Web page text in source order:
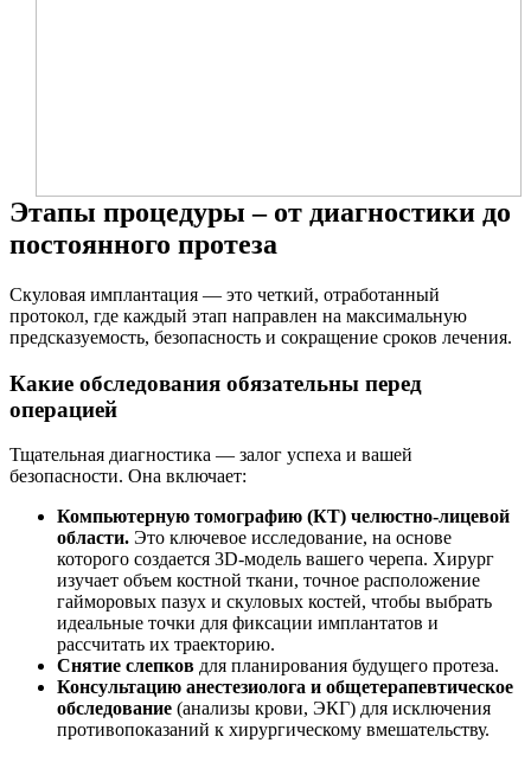
Этапы процедуры – от диагностики до
постоянного протеза
Скуловая имплантация — это четкий, отработанный
протокол, где каждый этап направлен на максимальную
предсказуемость, безопасность и сокращение сроков лечения.
Какие обследования обязательны перед
операцией
Тщательная диагностика — залог успеха и вашей
безопасности. Она включает:
Компьютерную томографию (КТ) челюстно-лицевой
области. Это ключевое исследование, на основе
которого создается 3D-модель вашего черепа. Хирург
изучает объем костной ткани, точное расположение
гайморовых пазух и скуловых костей, чтобы выбрать
идеальные точки для фиксации имплантатов и
рассчитать их траекторию.
Снятие слепков для планирования будущего протеза.
Консультацию анестезиолога и общетерапевтическое
обследование (анализы крови, ЭКГ) для исключения
противопоказаний к хирургическому вмешательству.